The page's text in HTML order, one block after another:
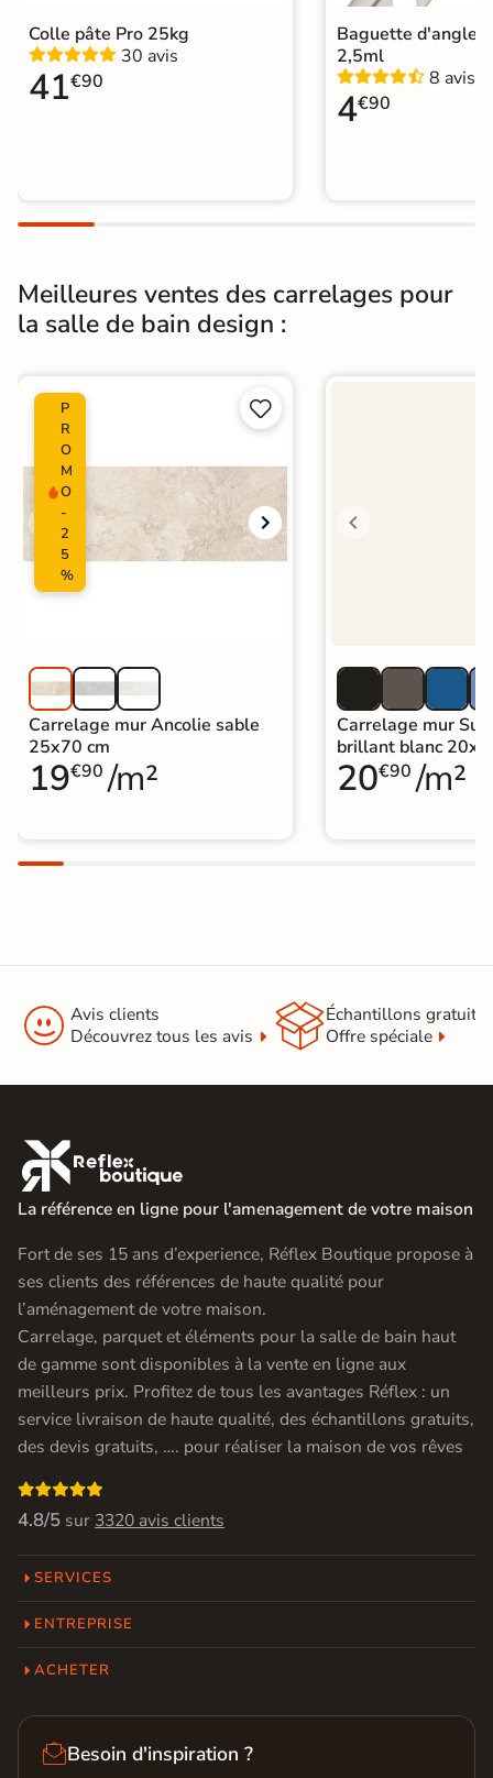
Origine
Catégories
Carrelage Blanc |
Carrelage sol cuisine |
Colle pâte Pro 25kg
30 avis
41€90
Baguette d'angle
2,5ml
8 avis
4€90
Meilleures ventes des carrelages pour
la salle de bain design :
P
R
O
M
O
-
2
5
%


Carrelage mur Ancolie sable
25x70 cm
19€90 /m²
Carrelage mur
brillant blanc
20€90 /m²
 Avis clients
Découvrez tous les avis
Échantillons gratuit
Offre spéciale

La référence en ligne pour l'amenagement de votre maison
Fort de ses 15 ans d’experience, Réflex Boutique propose à
ses clients des références de haute qualité pour
l’aménagement de votre maison.
Carrelage, parquet et éléments pour la salle de bain haut
de gamme sont disponibles à la vente en ligne aux
meilleurs prix. Profitez de tous les avantages Réflex : un
service livraison de haute qualité, des échantillons gratuits,
des devis gratuits, …. pour réaliser la maison de vos rêves

4.8/5 sur 3320 avis clients
SERVICES
ENTREPRISE
ACHETER
Besoin d'inspiration ?